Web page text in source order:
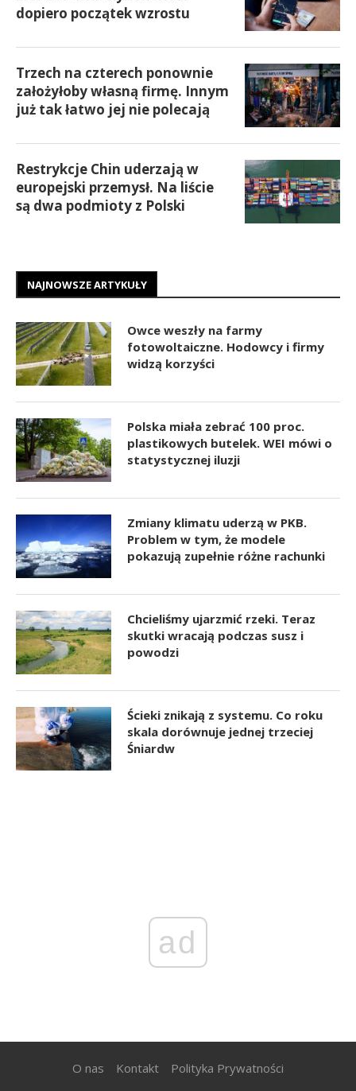
dopiero początek wzrostu
Trzech na czterech ponownie
założyłoby własną firmę. Innym
już tak łatwo jej nie polecają
Restrykcje Chin uderzają w
europejski przemysł. Na liście
są dwa podmioty z Polski
NAJNOWSZE ARTYKUŁY
Owce weszły na farmy
fotowoltaiczne. Hodowcy i firmy
widzą korzyści
Polska miała zebrać 100 proc.
plastikowych butelek. WEI mówi o
statystycznej iluzji
Zmiany klimatu uderzą w PKB.
Problem w tym, że modele
pokazują zupełnie różne rachunki
Chcieliśmy ujarzmić rzeki. Teraz
skutki wracają podczas susz i
powodzi
Ścieki znikają z systemu. Co roku
skala dorównuje jednej trzeciej
Śniardw
ad
O nas Kontakt Polityka Prywatności